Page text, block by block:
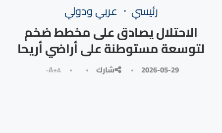
رئيسي ⁠عربي ودولي
الاحتلال يصادق على مخطط ضخم
لتوسعة مستوطنة على أراضي أريحا
2026-05-29 شارك A+A-